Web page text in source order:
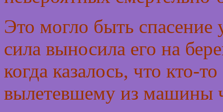
Это могло быть
сила выносила его на
когда казалось, что кто-
вылетевшему из машины